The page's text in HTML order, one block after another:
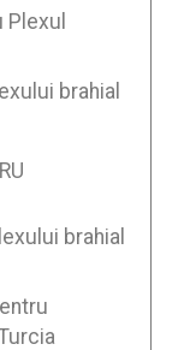
brahial
brahial